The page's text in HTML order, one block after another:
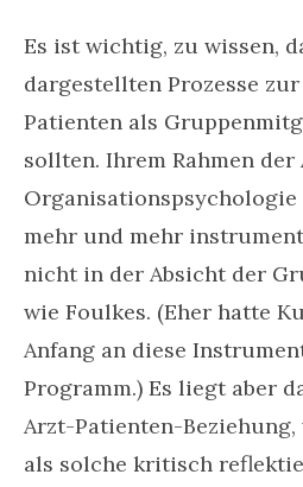
Es ist wichtig, zu wissen,
dargestellten Prozesse
Patienten als
sollten. Ihrem Rahmen
mehr und mehr
nicht in der Absicht der
wie Foulkes. (Eher hatte
Anfang an diese
Programm.) Es liegt aber
Arzt-Patienten-
als solche kritisch